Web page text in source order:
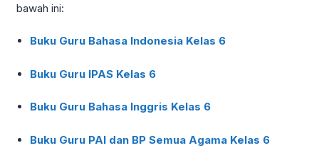
bawah ini:
Buku Guru Bahasa Indonesia Kelas 6
Buku Guru IPAS Kelas 6
Buku Guru Bahasa Inggris Kelas 6
Buku Guru PAI dan BP Semua Agama Kelas 6